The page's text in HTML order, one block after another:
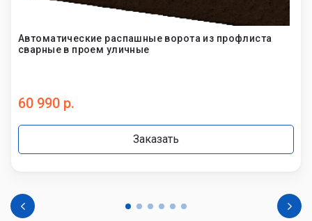
Автоматические распашные ворота из профлиста
сварные в проем уличные
60 990 р.
Заказать